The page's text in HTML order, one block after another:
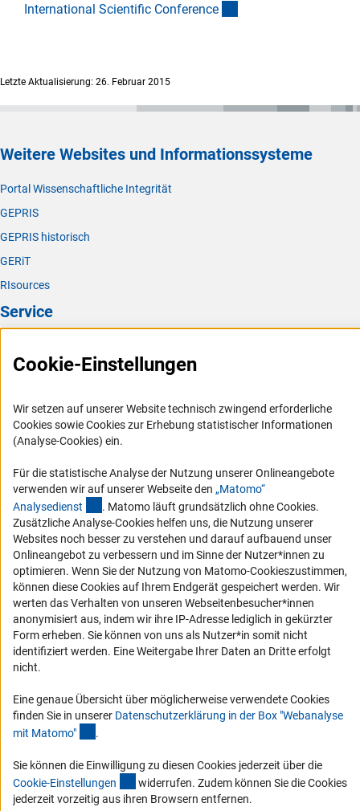
International Scientific Conference
Letzte Aktualisierung: 26. Februar 2015
Weitere Websites und Informationssysteme
Portal Wissenschaftliche Integrität
GEPRIS
GEPRIS historisch
GERiT
RIsources
Service
FAQ
Logo und Corporate Design
RSS-Feeds
Compliance
Vergabeverfahren
Barrierefreiheit
Service und Informationen für Menschen mit Behinderungen
Erklärung zur Barrierefreiheit
Barriere melden
DFG-aktuell
Erhalten Sie Neuigkeiten aus der DFG direkt in Ihr Mailpostfach oder
Zum Newsletter
Cookie-Einstellungen
Wir setzen auf unserer Website technisch zwingend erforderliche
Cookies sowie Cookies zur Erhebung statistischer Informationen
(Analyse-Cookies) ein.
Für die statistische Analyse der Nutzung unserer Onlineangebote
verwenden wir auf unserer Webseite den „Matomo“
Analysedienst (externer Link)
. Matomo läuft grundsätzlich ohne Cookies.
Zusätzliche Analyse-Cookies helfen uns, die Nutzung unserer
Websites noch besser zu verstehen und darauf aufbauend unser
Onlineangebot zu verbessern und im Sinne der Nutzer*innen zu
optimieren. Wenn Sie der Nutzung von Matomo-Cookieszustimmen,
können diese Cookies auf Ihrem Endgerät gespeichert werden. Wir
werten das Verhalten von unseren Webseitenbesucher*innen
anonymisiert aus, indem wir ihre IP-Adresse lediglich in gekürzter
Form erheben. Sie können von uns als Nutzer*in somit nicht
identifiziert werden. Eine Weitergabe Ihrer Daten an Dritte erfolgt
nicht.
Eine genaue Übersicht über möglicherweise verwendete Cookies
finden Sie in unserer Datenschutzerklärung in der Box "Webanalyse
mit Matomo" .
Sie können die Einwilligung zu diesen Cookies jederzeit über die
Cookie-Einstellungen (interner Link)
widerrufen. Zudem können Sie die Cookies
jederzeit vorzeitig aus ihren Browsern entfernen.